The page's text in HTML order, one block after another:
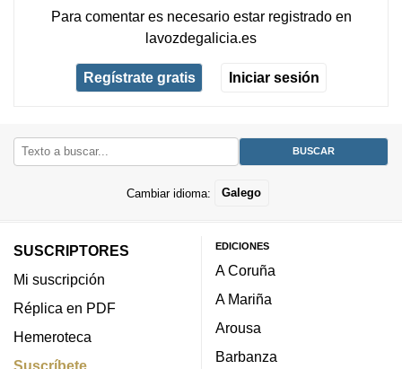
Para comentar es necesario estar registradoen
lavozdegalicia.es
Regístrate gratis Iniciar sesión
Cambiar idioma: Galego
SUSCRIPTORES
Mi suscripción
Réplica en PDF
Hemeroteca
Suscríbete
EDICIONES
A Coruña
A Mariña
Arousa
Barbanza